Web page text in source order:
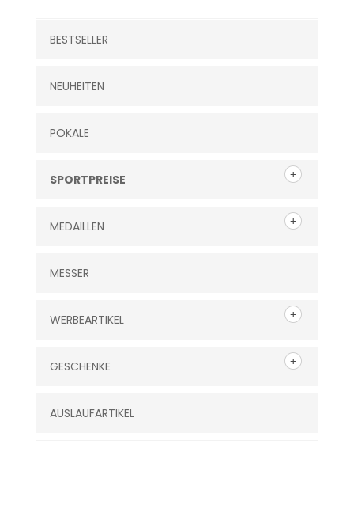
BESTSELLER
NEUHEITEN
POKALE
SPORTPREISE
MEDAILLEN
MESSER
WERBEARTIKEL
GESCHENKE
AUSLAUFARTIKEL